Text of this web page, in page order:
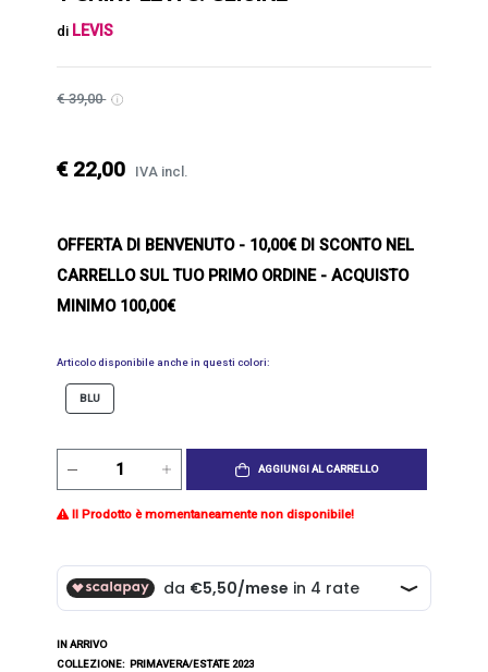
di LEVIS
€ 39,00
€ 22,00 IVA incl.
OFFERTA DI BENVENUTO- 10,00€ DI SCONTO NEL
CARRELLO SUL TUO PRIMO ORDINE - ACQUISTO
MINIMO 100,00€
Articolo disponibile anche in questi colori:
BLU
AGGIUNGI AL CARRELLO
Il Prodotto è momentaneamente non disponibile!
IN ARRIVO
COLLEZIONE: PRIMAVERA/ESTATE 2023